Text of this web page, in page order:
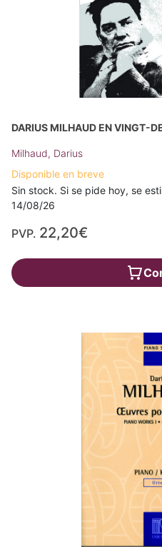
DARIUS MILHAUD EN VINGT-
Milhaud, Darius
Disponible en breve
Sin stock. Si se pide hoy, se
14/08/26
PVP. 22,20€